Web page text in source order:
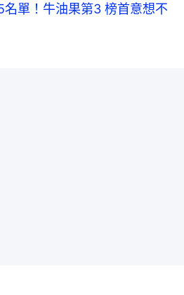
名單！牛油果第3 榜首意想不